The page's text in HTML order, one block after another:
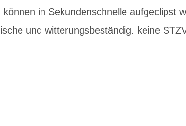
in Sekundenschnelle aufgeclipst
und witterungsbeständig. keine